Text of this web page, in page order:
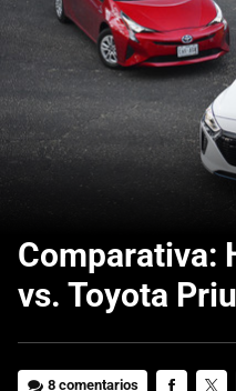
Comparativa:
vs. Toyota
8 comentarios